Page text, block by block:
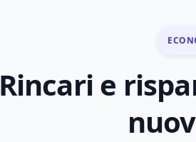
Rincari e